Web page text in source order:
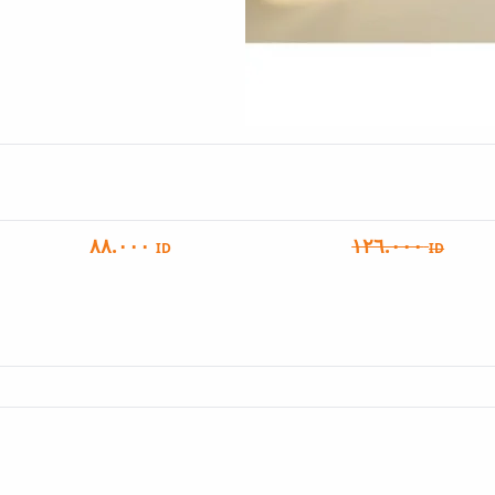
ID١٢٦.٠٠٠ ID٨٨.٠٠٠